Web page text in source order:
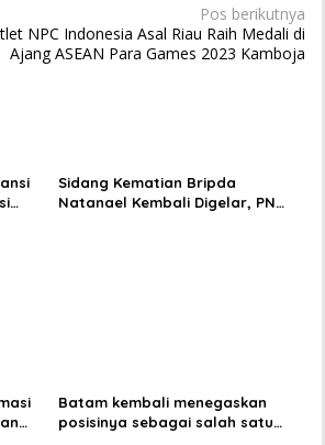
Pos berikutnya
NPC Indonesia Asal Riau Raih Medali di
Ajang ASEAN Para Games 2023 Kamboja
Sidang Kematian Bripda
Natanael Kembali Digelar, PN
Batam kembali menegaskan
posisinya sebagai salah satu